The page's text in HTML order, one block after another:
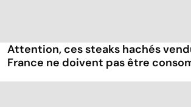
Attention, ces steaks hachés
France ne doivent pas être